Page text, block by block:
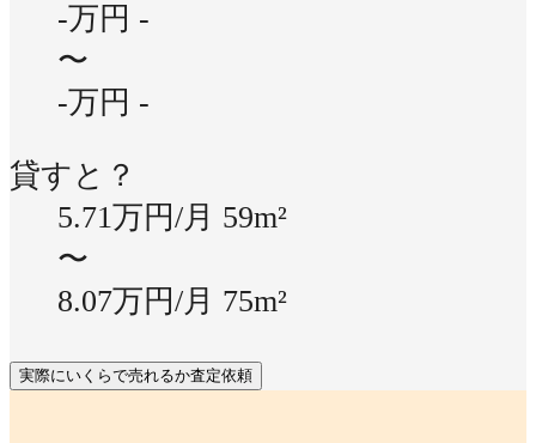
-万円 -
〜
-万円 -
貸すと？
5.71万円/月 59m²
〜
8.07万円/月 75m²
実際にいくらで売れるか査定依頼